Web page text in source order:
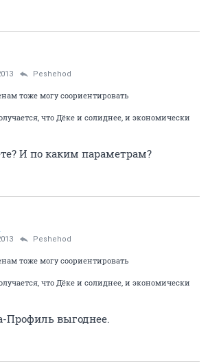
Peshehod
тоже могу соориентировать
что Дёке и солиднее, и экономически
И по каким параметрам?
Peshehod
тоже могу соориентировать
что Дёке и солиднее, и экономически
Профиль выгоднее.